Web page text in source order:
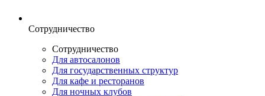
Сотрудничество
Сотрудничество
Для автосалонов
Для государственных структур
Для кафе и ресторанов
Для ночных клубов